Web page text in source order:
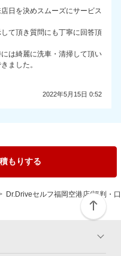
日を決めスムーズにサービス
て頂き質問にも丁寧に回答頂
は綺麗に洗車・清掃して頂い
ました。
2022年5月15日 0:52
もりする
Dr.Driveセルフ福岡空港店(評判・口